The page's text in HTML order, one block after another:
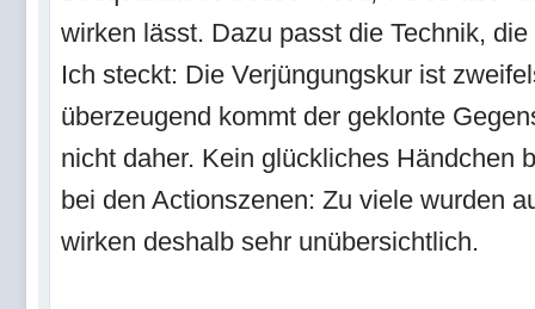
wirken lässt. Dazu passt die Technik,
Ich steckt: Die Verjüngungskur ist
überzeugend kommt der geklonte
nicht daher. Kein glückliches Händchen
bei den Actionszenen: Zu viele wurden
wirken deshalb sehr unübersichtlich.